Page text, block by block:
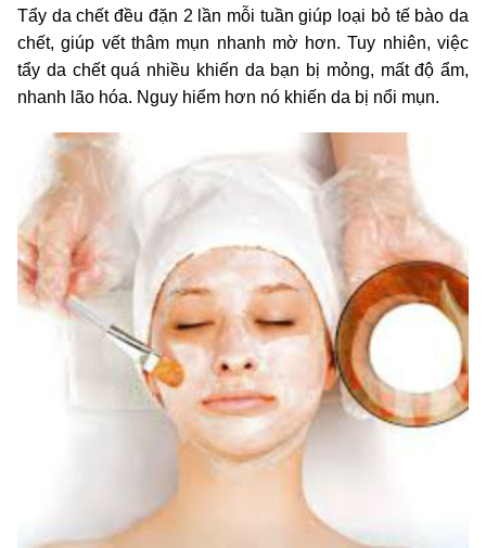
Tẩy da chết đều đặn 2 lần mỗi tuần giúp loại bỏ tế bào da
chết, giúp vết thâm mụn nhanh mờ hơn. Tuy nhiên, việc
tẩy da chết quá nhiều khiến da bạn bị mỏng, mất độ ẩm,
nhanh lão hóa. Nguy hiểm hơn nó khiến da bị nổi mụn.